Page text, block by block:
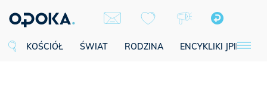
KOŚCIÓŁ ŚWIAT RODZINA ENCYKLIKI JPII